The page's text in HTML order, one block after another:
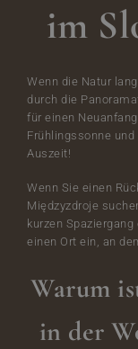
im
Wenn die Natur
durch die
für einen
Frühlingssonne
Auszeit!
Wenn Sie einen
Międzyzdroje
kurzen
einen Ort ein, an
Warum
in der